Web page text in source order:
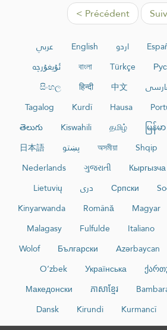
< Précédent
عربي English اردو
ئۇيغۇرچە
বাংলা Türkçe
සිංහල
हिन्दी 中文
Tagalog
Kurdî Hausa
తెలుగు
Kiswahili தமிழ் မြန်မာ
日本語
پښتو অসমীয়া Shqip
Nederlands
ગુજરાતી Кыргызча
Lietuvių
دری Српски
Kinyarwanda
Română Magyar
Malagasy
Fulfulde Italiano
Wolof
Български Azərbaycan
O‘zbek
Українська
Македонски
ភាសាខ្មែរ
Dansk
Kirundi Kurmancî